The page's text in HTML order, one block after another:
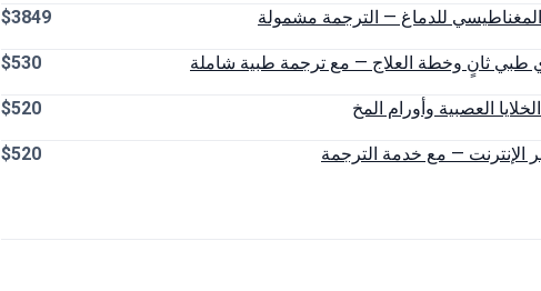
$3849
طبي ثانٍ وخطة العلاج — مع ترجمة طبية شاملة $530
العصبية وأورام المخ $520
الإنترنت — مع خدمة الترجمة $520